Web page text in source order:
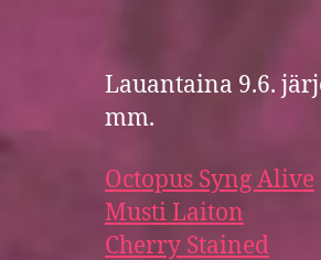
Lauantaina 9.6.
mm.
Octopus Syng Alive
Musti Laiton
Cherry Stained